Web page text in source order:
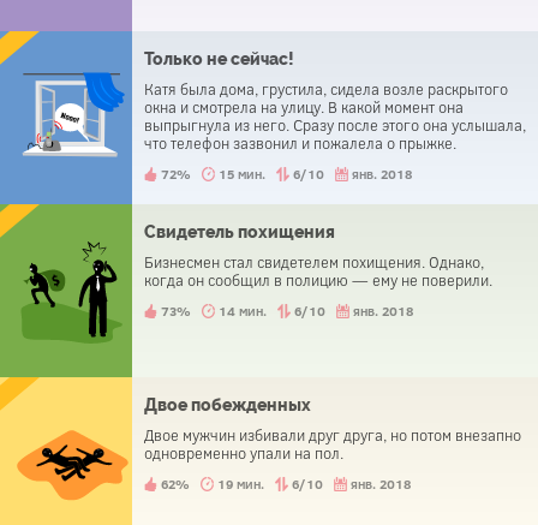
Только не сейчас!
Катя была дома, грустила, сидела возле раскрытого
окна и смотрела на улицу. В какой момент она
выпрыгнула из него. Сразу после этого она услышала,
что телефон зазвонил и пожалела о прыжке.
72% 15 мин. 6/10 янв. 2018
Свидетель похищения
Бизнесмен стал свидетелем похищения. Однако,
когда он сообщил в полицию — ему не поверили.
73% 14 мин. 6/10 янв. 2018
Двое побежденных
Двое мужчин избивали друг друга, но потом внезапно
одновременно упали на пол.
62% 19 мин. 6/10 янв. 2018